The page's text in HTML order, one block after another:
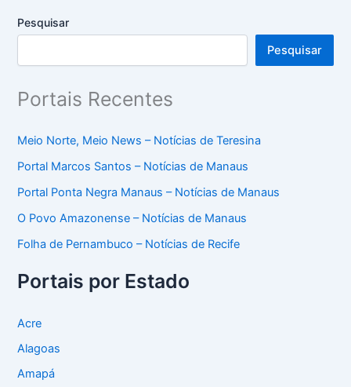
Pesquisar
Pesquisar
Portais Recentes
Meio Norte, Meio News – Notícias de Teresina
Portal Marcos Santos – Notícias de Manaus
Portal Ponta Negra Manaus – Notícias de Manaus
O Povo Amazonense – Notícias de Manaus
Folha de Pernambuco – Notícias de Recife
Portais por Estado
Acre
Alagoas
Amapá